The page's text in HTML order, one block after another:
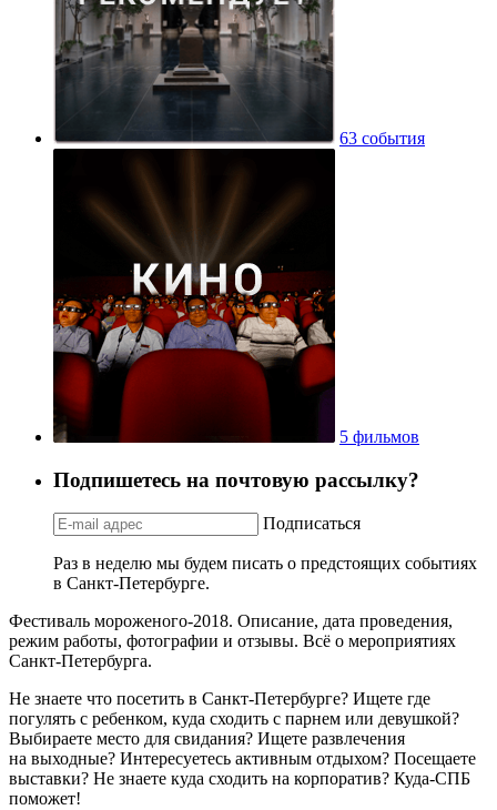
63 события
5 фильмов
Подпишетесь на почтовую рассылку?
Подписаться
Раз в неделю мы будем писать о предстоящих событиях
в Санкт-Петербурге.
Фестиваль мороженого-2018. Описание, дата проведения,
режим работы, фотографии и отзывы. Всё о мероприятиях
Санкт-Петербурга.
Не знаете что посетить в Санкт-Петербурге? Ищете где
погулять с ребенком, куда сходить с парнем или девушкой?
Выбираете место для свидания? Ищете развлечения
на выходные? Интересуетесь активным отдыхом? Посещаете
выставки? Не знаете куда сходить на корпоратив? Куда-СПБ
поможет!